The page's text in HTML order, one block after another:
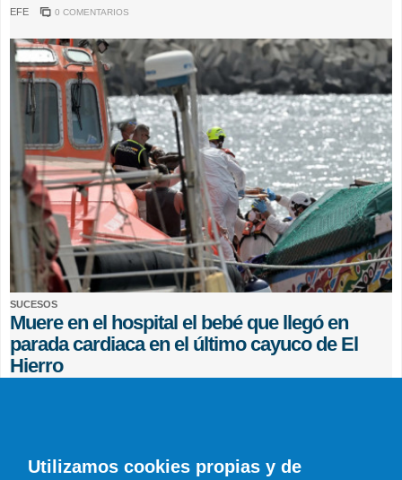
EFE 0 COMENTARIOS
SUCESOS
Muere en el hospital el bebé que llegó en
parada cardiaca en el último cayuco de El
Hierro
Utilizamos cookies propias y de